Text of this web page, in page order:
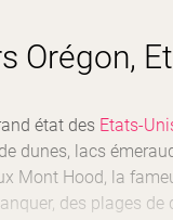
Orégon,
état des Etats-
dunes, lacs
Mont Hood, la
des plages de